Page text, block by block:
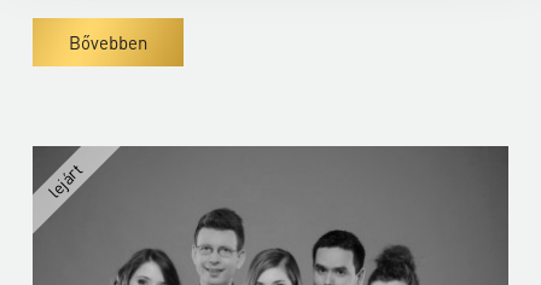
Bővebben